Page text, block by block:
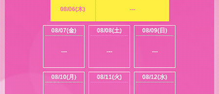
08/06(木) ---
08/07(金)
---
08/08(土)
---
08/09(日)
---
08/10(月) 08/11(火) 08/12(水)